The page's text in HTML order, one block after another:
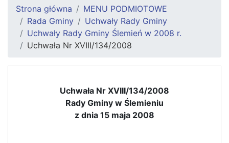
Strona główna
MENU PODMIOTOWE
Rada Gminy
Uchwały Rady Gminy
Uchwały Rady Gminy Ślemień w 2008 r.
Uchwała Nr XVIII/134/2008
Uchwała Nr XVIII/134/2008
Rady Gminy w Ślemieniu
z dnia 15 maja 2008